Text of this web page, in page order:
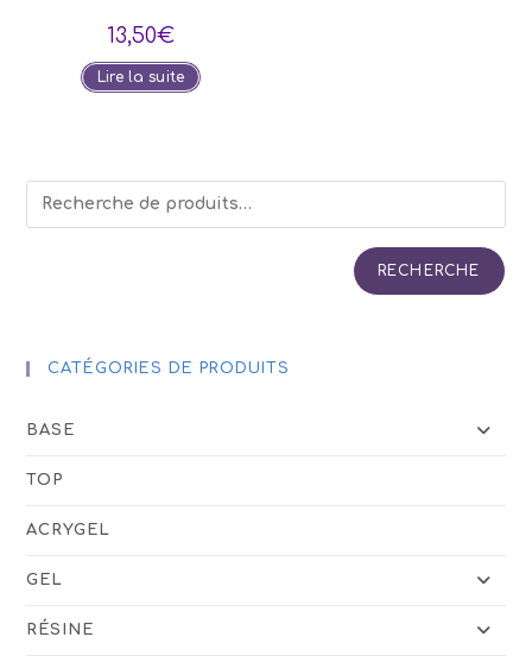
13,50€
Lire la suite
RECHERCHE
CATÉGORIES DE PRODUITS
BASE
TOP
ACRYGEL
GEL
RÉSINE